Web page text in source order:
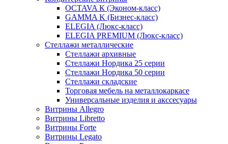
OCTAVA К (Эконом-класс)
GAMMA K (Бизнес-класс)
ELEGIA (Люкс-класс)
ELEGIA PREMIUM (Люкс-класс)
Стеллажи металлические
Стеллажи архивные
Стеллажи Нордика 25 серии
Стеллажи Нордика 50 серии
Стеллажи складские
Торговая мебель на металлокаркасе
Универсальные изделия и акссесуары
Витрины Allegro
Витрины Libretto
Витрины Forte
Витрины Legato